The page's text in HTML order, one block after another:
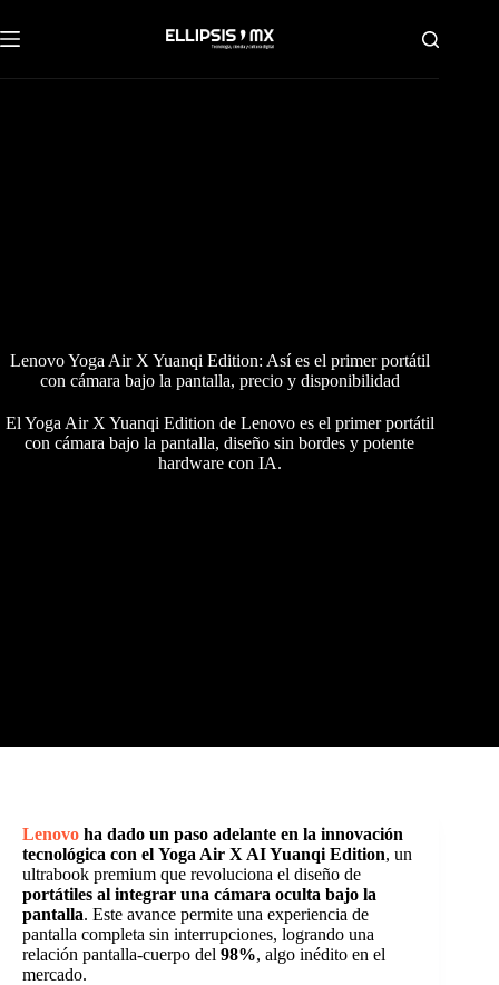
al
contenido
Lenovo Yoga Air X Yuanqi Edition: Así es el primer portátil
con cámara bajo la pantalla, precio y disponibilidad
El Yoga Air X Yuanqi Edition de Lenovo es el primer portátil
con cámara bajo la pantalla, diseño sin bordes y potente
hardware con IA.
Lenovo ha dado un paso adelante en la innovación
tecnológica con el Yoga Air X AI Yuanqi Edition, un
ultrabook premium que revoluciona el diseño de
portátiles al integrar una cámara oculta bajo la
pantalla. Este avance permite una experiencia de
pantalla completa sin interrupciones, logrando una
relación pantalla-cuerpo del 98%, algo inédito en el
mercado.